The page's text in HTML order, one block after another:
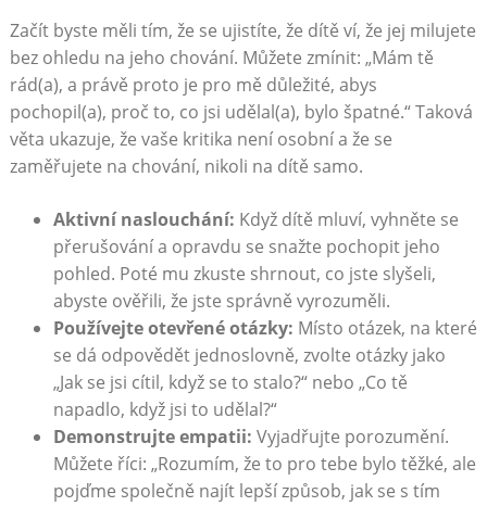
Začít byste měli tím, že se ujistíte, že dítě ví, že jej milujete
bez ohledu na jeho chování. Můžete zmínit: „Mám tě
rád(a), a právě proto je pro mě důležité, abys
pochopil(a), proč to, co jsi udělal(a), bylo špatné.“ Taková
věta ukazuje, že vaše kritika není osobní a že se
zaměřujete na chování, nikoli na dítě samo.
Aktivní naslouchání: Když dítě mluví, vyhněte se
přerušování a opravdu se snažte pochopit jeho
pohled. Poté mu zkuste shrnout, co jste slyšeli,
abyste ověřili, že jste správně vyrozuměli.
Používejte otevřené otázky: Místo otázek, na které
se dá odpovědět jednoslovně, zvolte otázky jako
„Jak se jsi cítil, když se to stalo?“ nebo „Co tě
napadlo, když jsi to udělal?“
Demonstrujte empatii: Vyjadřujte porozumění.
Můžete říci: „Rozumím, že to pro tebe bylo těžké, ale
pojďme společně najít lepší způsob, jak se s tím